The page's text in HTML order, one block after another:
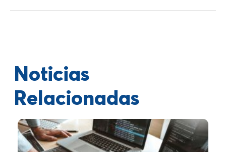
Noticias
Relacionadas